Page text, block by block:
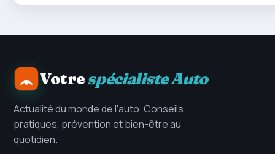
Votrespécialiste Auto
Actualité du monde de l'auto. Conseils
pratiques, prévention et bien-être au
quotidien.